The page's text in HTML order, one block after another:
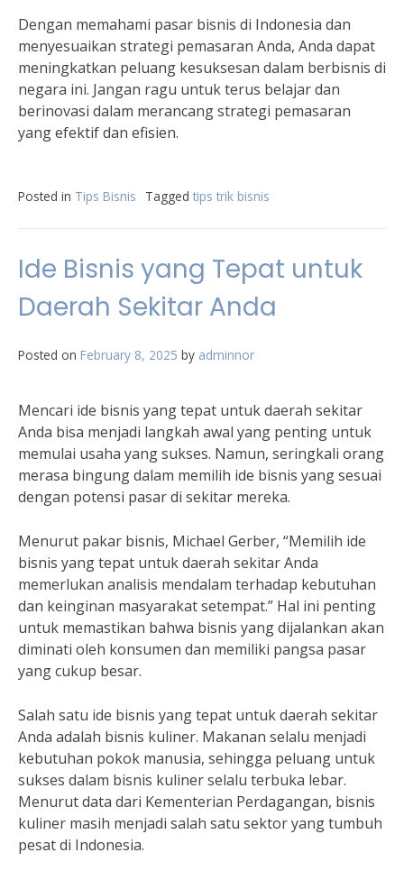
Dengan memahami pasar bisnis di Indonesia dan
menyesuaikan strategi pemasaran Anda, Anda dapat
meningkatkan peluang kesuksesan dalam berbisnis di
negara ini. Jangan ragu untuk terus belajar dan
berinovasi dalam merancang strategi pemasaran
yang efektif dan efisien.
Posted in Tips Bisnis Tagged tips trik bisnis
Ide Bisnis yang Tepat untuk
Daerah Sekitar Anda
Posted on February 8, 2025 by adminnor
Mencari ide bisnis yang tepat untuk daerah sekitar
Anda bisa menjadi langkah awal yang penting untuk
memulai usaha yang sukses. Namun, seringkali orang
merasa bingung dalam memilih ide bisnis yang sesuai
dengan potensi pasar di sekitar mereka.
Menurut pakar bisnis, Michael Gerber, “Memilih ide
bisnis yang tepat untuk daerah sekitar Anda
memerlukan analisis mendalam terhadap kebutuhan
dan keinginan masyarakat setempat.” Hal ini penting
untuk memastikan bahwa bisnis yang dijalankan akan
diminati oleh konsumen dan memiliki pangsa pasar
yang cukup besar.
Salah satu ide bisnis yang tepat untuk daerah sekitar
Anda adalah bisnis kuliner. Makanan selalu menjadi
kebutuhan pokok manusia, sehingga peluang untuk
sukses dalam bisnis kuliner selalu terbuka lebar.
Menurut data dari Kementerian Perdagangan, bisnis
kuliner masih menjadi salah satu sektor yang tumbuh
pesat di Indonesia.